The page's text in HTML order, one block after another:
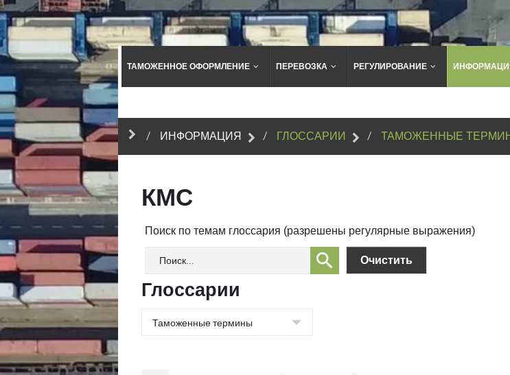
ТАМОЖЕННОЕ ОФОРМЛЕНИЕ ПЕРЕВОЗКА РЕГУЛИРОВАНИЕ
ИНФОРМАЦИЯ ГЛОССАРИИ ТАМОЖЕННЫЕ
КМС
Поиск по темам глоссария (разрешены регулярные выражения)
Глоссарии